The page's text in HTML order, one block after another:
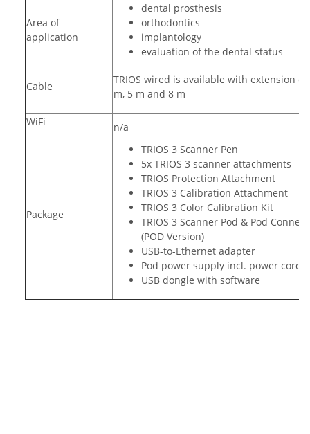
Area of
application
dental prosthesis
orthodontics
implantology
evaluation of the dental status
Cable
TRIOS wired is available with extension
m, 5 m and 8 m
WiFi n/a
Package
TRIOS 3 Scanner Pen
5x TRIOS 3 scanner attachments
TRIOS Protection Attachment
TRIOS 3 Calibration Attachment
TRIOS 3 Color Calibration Kit
TRIOS 3 Scanner Pod & Pod
(POD Version)
USB-to-Ethernet adapter
Pod power supply incl. power cord
USB dongle with software